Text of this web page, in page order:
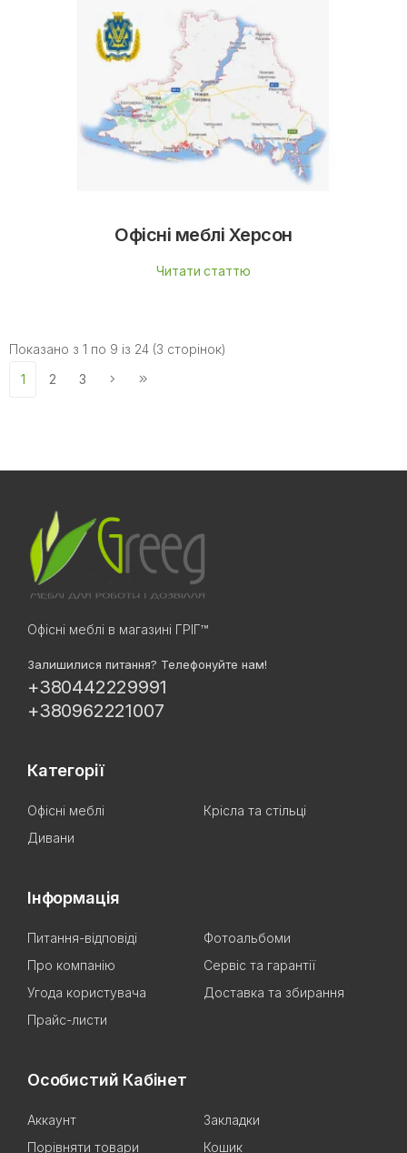
Офісні меблі Херсон
Читати статтю
Показано з 1 по 9 із 24 (3 сторінок)
1
2 3
Офісні меблі в магазині ГРІГ™
Залишилися питання? Телефонуйте нам!
+380442229991
+380962221007
Категорії
Офісні меблі
Крісла та стільці
Дивани
Інформація
Питання-відповіді
Фотоальбоми
Про компанію
Сервіс та гарантії
Угода користувача
Доставка та збирання
Прайс-листи
Особистий Кабінет
Аккаунт
Закладки
Порівняти товари
Кошик